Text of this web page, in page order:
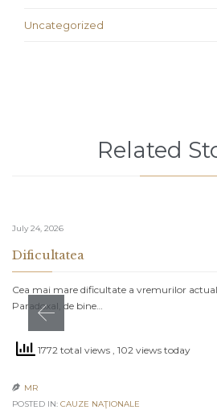
Uncategorized
Related
July 24, 2026
Dificultatea
Cea mai mare dificultate a vremurilor
Paradoxal, de bine…
1772 total views , 102 views today
 MR
POSTED IN: CAUZE NAŢIONALE